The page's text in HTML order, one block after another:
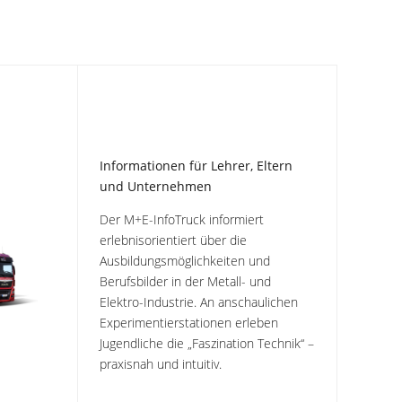
Informationen für Lehrer, Eltern
und Unternehmen
Der M+E-InfoTruck informiert
erlebnisorientiert über die
Ausbildungsmöglichkeiten und
Berufsbilder in der Metall- und
Elektro-Industrie. An anschaulichen
Experimentierstationen erleben
Jugendliche die „Faszination Technik“ –
praxisnah und intuitiv.